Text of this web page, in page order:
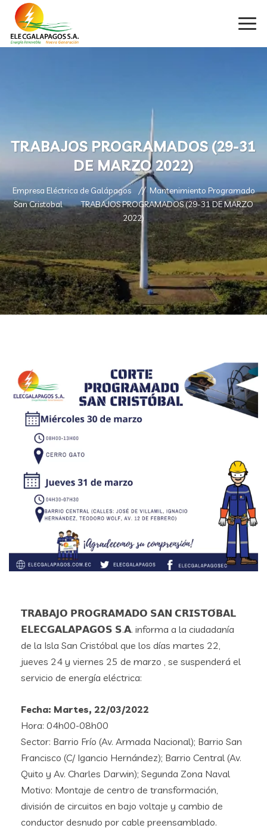
TRABAJOS PROGRAMADOS (29-31
DE MARZO 2022)
Empresa Eléctrica de Galápagos
Mantenimiento Programado
San Cristobal
TRABAJOS PROGRAMADOS (29-31 DE MARZO
2022)
𝗧𝗥𝗔𝗕𝗔𝗝𝗢 𝗣𝗥𝗢𝗚𝗥𝗔𝗠𝗔𝗗𝗢 𝗦𝗔𝗡 𝗖𝗥𝗜𝗦𝗧𝗢́𝗕𝗔𝗟
𝗘𝗟𝗘𝗖𝗚𝗔𝗟𝗔𝗣𝗔𝗚𝗢𝗦 𝗦.𝗔. informa a la ciudadanía
de la Isla San Cristóbal que los días martes 22,
jueves 24 y viernes 25 de marzo , se suspenderá el
servicio de energía eléctrica:
Fecha: Martes, 22/03/2022
Hora: 04h00-08h00
Sector: Barrio Frío (Av. Armada Nacional); Barrio San
Francisco (C/ Igancio Hernández); Barrio Central (Av.
Quito y Av. Charles Darwin); Segunda Zona Naval
Motivo: Montaje de centro de transformación,
división de circuitos en bajo voltaje y cambio de
conductor desnudo por cable preensamblado.